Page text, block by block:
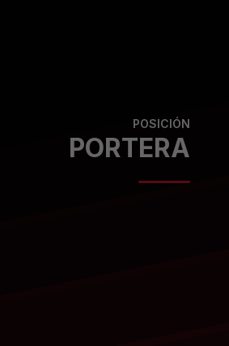
POSICIÓN
PORTERA